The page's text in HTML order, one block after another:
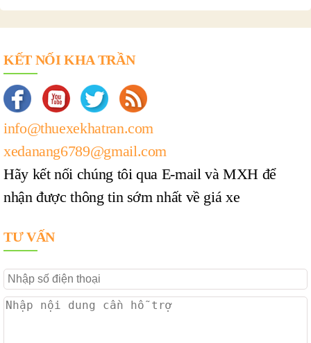
KẾT NỐI KHA TRẦN
info@thuexekhatran.com
xedanang6789@gmail.com
Hãy kết nối chúng tôi qua E-mail và MXH để
nhận được thông tin sớm nhất về giá xe
TƯ VẤN